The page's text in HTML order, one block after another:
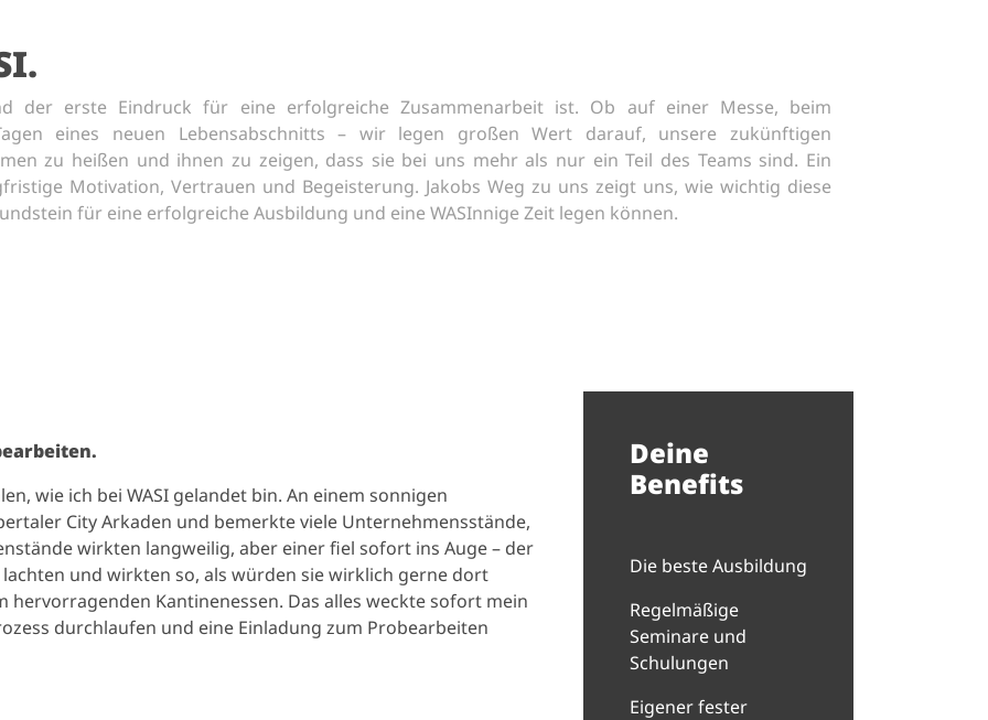
der erste Eindruck für eine erfolgreiche Zusammenarbeit ist. Ob auf einer Messe, beim
eines neuen Lebensabschnitts – wir legen großen Wert darauf, unsere zukünftigen
zu heißen und ihnen zu zeigen, dass sie bei uns mehr als nur ein Teil des Teams sind. Ein
Motivation, Vertrauen und Begeisterung. Jakobs Weg zu uns zeigt uns, wie wichtig diese
für eine erfolgreiche Ausbildung und eine WASInnige Zeit legen können.
wie ich bei WASI gelandet bin. An einem sonnigen
City Arkaden und bemerkte viele Unternehmensstände,
wirkten langweilig, aber einer fiel sofort ins Auge – der
und wirkten so, als würden sie wirklich gerne dort
Kantinenessen. Das alles weckte sofort mein
durchlaufen und eine Einladung zum Probearbeiten
Deine
Benefits
Die beste Ausbildung
Regelmäßige
Seminare und
Schulungen
Eigener fester